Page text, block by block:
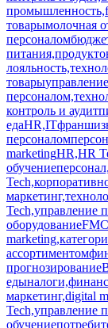
товарымолочная
персоналом
товарыуправление
контроль и аудит
едаHR,IT
персоналом
marketingHR,HR
обучение
Tech,управление
оборудование
ассортиментом
прогнозирование
еды
маркетинг,digital
Tech,управление
обучение